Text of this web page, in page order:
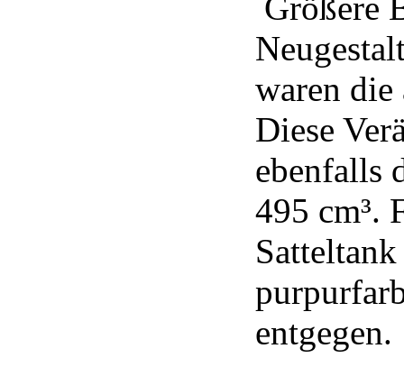
Größere
waren die
Diese
ebenfalls
495 cm³.
entgegen.